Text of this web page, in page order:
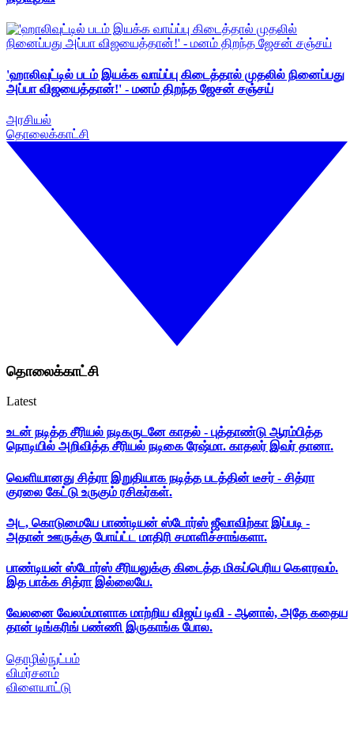
'ஹாலிவுட்டில் படம் இயக்க வாய்ப்பு கிடைத்தால் முதலில் நினைப்பது
அப்பா விஜயைத்தான்!' - மனம் திறந்த ஜேசன் சஞ்சய்
அரசியல்
தொலைக்காட்சி
தொலைக்காட்சி
Latest
உடன் நடித்த சீரியல் நடிகருடனே காதல் - புத்தாண்டு ஆரம்பித்த
நொடியில் அறிவித்த சீரியல் நடிகை ரேஷ்மா. காதலர் இவர் தானா.
வெளியானது சித்ரா இறுதியாக நடித்த படத்தின் டீசர் - சித்ரா
குரலை கேட்டு உருகும் ரசிகர்கள்.
அட, கொடுமையே பாண்டியன் ஸ்டோர்ஸ் ஜீவாவிற்கா இப்படி -
அதான் ஊருக்கு போய்ட்ட மாதிரி சமாளிச்சாங்களா.
பாண்டியன் ஸ்டோர்ஸ் சீரியலுக்கு கிடைத்த மிகப்பெரிய கௌரவம்.
இத பாக்க சித்ரா இல்லையே.
வேலனை வேலம்மாளாக மாற்றிய விஜய் டிவி - ஆனால், அதே கதைய
தான் டிங்கரிங் பண்ணி இருகாங்க போல.
தொழில்நுட்பம்
விமர்சனம்
விளையாட்டு